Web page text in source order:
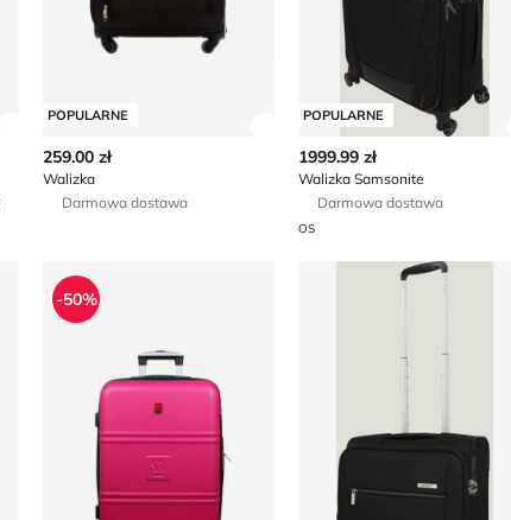
POPULARNE
Zobacz szczegóły produktu
259.00 zł
Walizka
Darmowa dostawa
POPULARNE
1999.99 zł
Walizka Samsonite
Darmowa dostawa
OS
Walizka
-50%
Walizka Samsonite